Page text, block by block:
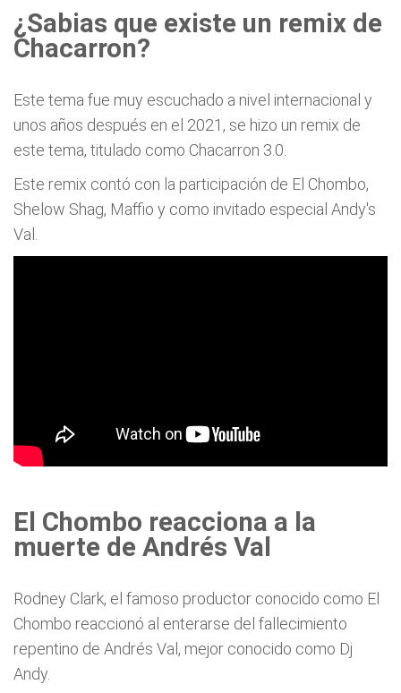
¿Sabias que existe un remix de
Chacarron?
Este tema fue muy escuchado a nivel internacional y
unos años después en el 2021, se hizo un remix de
este tema, titulado como Chacarron 3.0.
Este remix contó con la participación de El Chombo,
Shelow Shag, Maffio y como invitado especial Andy's
Val.
El Chombo reacciona a la
muerte de Andrés Val
Rodney Clark, el famoso productor conocido como El
Chombo reaccionó al enterarse del fallecimiento
repentino de Andrés Val, mejor conocido como Dj
Andy.